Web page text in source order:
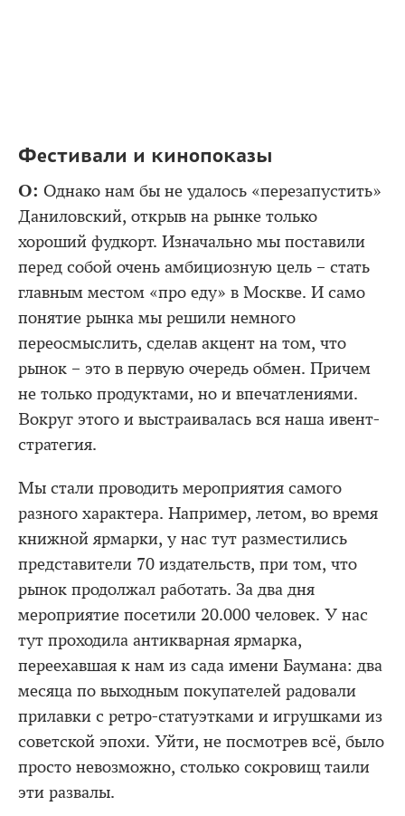
Фестивали и кинопоказы
О: Однако нам бы не удалось «перезапустить»
Даниловский, открыв на рынке только
хороший фудкорт. Изначально мы поставили
перед собой очень амбициозную цель – стать
главным местом «про еду» в Москве. И само
понятие рынка мы решили немного
переосмыслить, сделав акцент на том, что
рынок – это в первую очередь обмен. Причем
не только продуктами, но и впечатлениями.
Вокруг этого и выстраивалась вся наша ивент-
стратегия.
Мы стали проводить мероприятия самого
разного характера. Например, летом, во время
книжной ярмарки, у нас тут разместились
представители 70 издательств, при том, что
рынок продолжал работать. За два дня
мероприятие посетили 20.000 человек. У нас
тут проходила антикварная ярмарка,
переехавшая к нам из сада имени Баумана: два
месяца по выходным покупателей радовали
прилавки с ретро-статуэтками и игрушками из
советской эпохи. Уйти, не посмотрев всё, было
просто невозможно, столько сокровищ таили
эти развалы.